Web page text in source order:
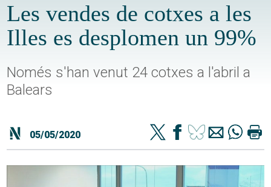
Les vendes de cotxes a les
Illes es desplomen un 99%
Només s'han venut 24 cotxes a l'abril a
Balears
05/05/2020